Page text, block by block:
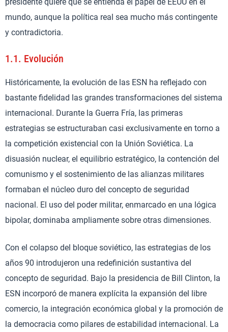
mundo, aunque la política real sea mucho más contingente
y contradictoria.
1.1. Evolución
Históricamente, la evolución de las ESN ha reflejado con
bastante fidelidad las grandes transformaciones del sistema
internacional. Durante la Guerra Fría, las primeras
estrategias se estructuraban casi exclusivamente en torno a
la competición existencial con la Unión Soviética. La
disuasión nuclear, el equilibrio estratégico, la contención del
comunismo y el sostenimiento de las alianzas militares
formaban el núcleo duro del concepto de seguridad
nacional. El uso del poder militar, enmarcado en una lógica
bipolar, dominaba ampliamente sobre otras dimensiones.
Con el colapso del bloque soviético, las estrategias de los
años 90 introdujeron una redefinición sustantiva del
concepto de seguridad. Bajo la presidencia de Bill Clinton, la
ESN incorporó de manera explícita la expansión del libre
comercio, la integración económica global y la promoción de
la democracia como pilares de estabilidad internacional. La